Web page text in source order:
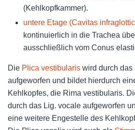
(Kehlkopfkammer).
untere Etage (Cavitas
kontinuierlich in die Trachea
ausschließlich vom Conus
Die Plica vestibularis wird durch das
aufgeworfen und bildet hierdurch
Kehlkopfes, die Rima vestibularis.
durch das Lig. vocale aufgeworfen
eine weitere Engestelle des